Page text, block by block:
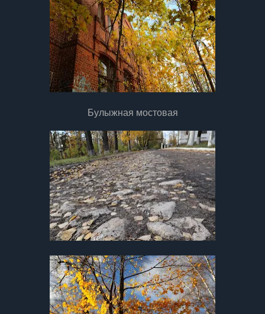
Булыжная мостовая